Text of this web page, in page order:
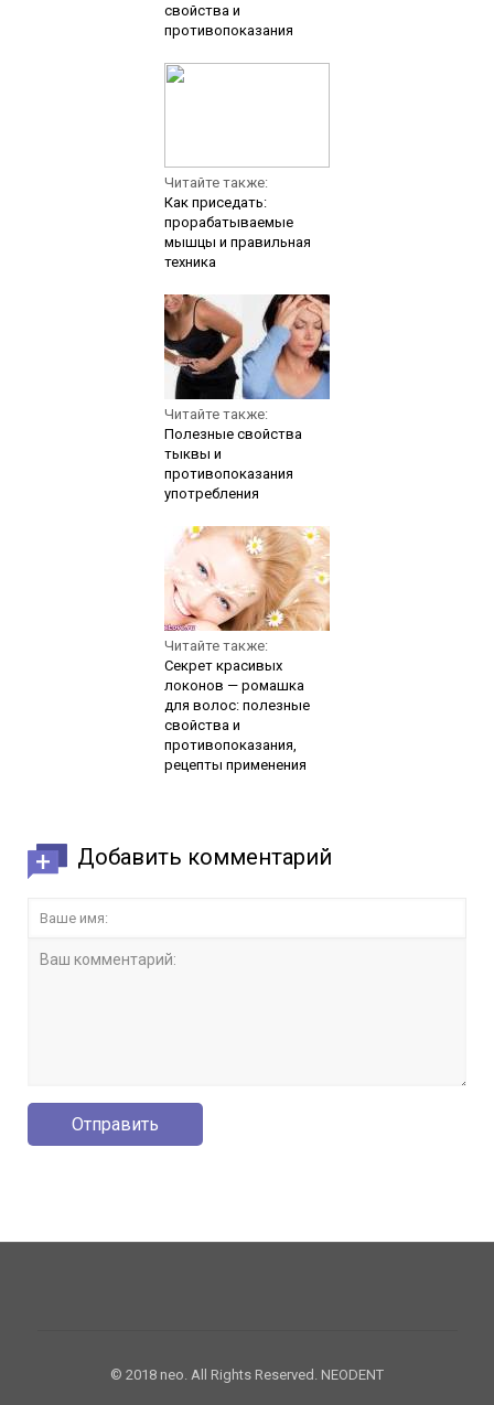
свойства и
противопоказания
Читайте также:
Как приседать:
прорабатываемые
мышцы и правильная
техника
Читайте также:
Полезные свойства
тыквы и
противопоказания
употребления
Читайте также:
Секрет красивых
локонов — ромашка
для волос: полезные
свойства и
противопоказания,
рецепты применения
Добавить комментарий
© 2018 neo. All Rights Reserved. NEODENT